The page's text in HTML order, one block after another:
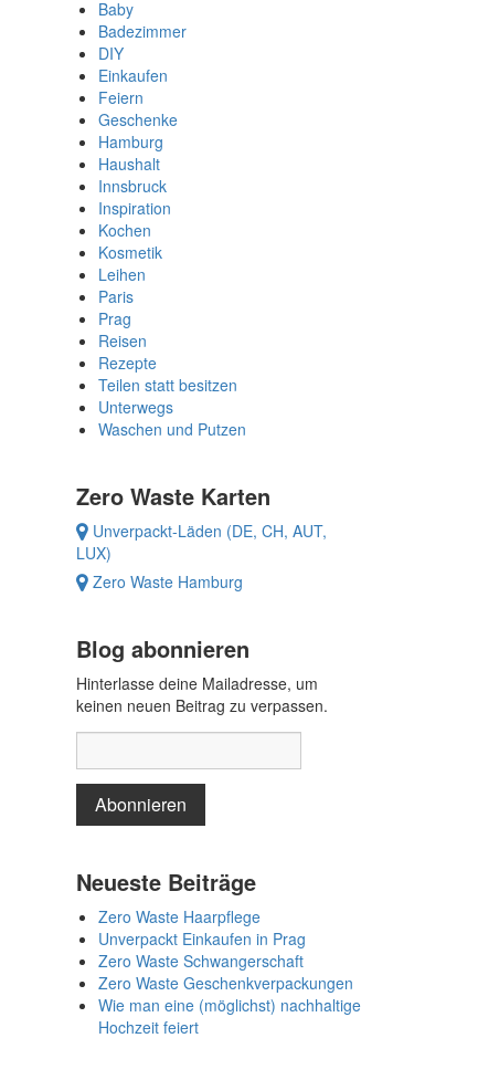
Baby
Badezimmer
DIY
Einkaufen
Feiern
Geschenke
Hamburg
Haushalt
Innsbruck
Inspiration
Kochen
Kosmetik
Leihen
Paris
Prag
Reisen
Rezepte
Teilen statt besitzen
Unterwegs
Waschen und Putzen
Zero Waste Karten
Unverpackt-Läden (DE, CH, AUT,
LUX)
Zero Waste Hamburg
Blog abonnieren
Hinterlasse deine Mailadresse, um
keinen neuen Beitrag zu verpassen.
Neueste Beiträge
Zero Waste Haarpflege
Unverpackt Einkaufen in Prag
Zero Waste Schwangerschaft
Zero Waste Geschenkverpackungen
Wie man eine (möglichst) nachhaltige
Hochzeit feiert